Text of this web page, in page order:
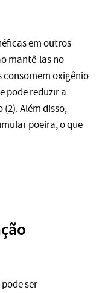
em outros
mantê-las no
consomem oxigênio
pode reduzir a
Além disso,
poeira, o que
ser